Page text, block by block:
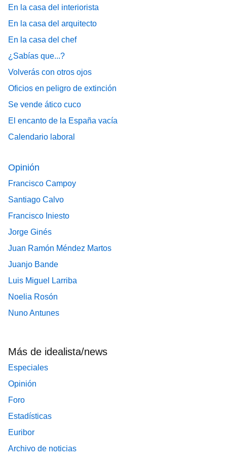
En la casa del interiorista
En la casa del arquitecto
En la casa del chef
¿Sabías que...?
Volverás con otros ojos
Oficios en peligro de extinción
Se vende ático cuco
El encanto de la España vacía
Calendario laboral
Opinión
Francisco Campoy
Santiago Calvo
Francisco Iniesto
Jorge Ginés
Juan Ramón Méndez Martos
Juanjo Bande
Luis Miguel Larriba
Noelia Rosón
Nuno Antunes
Más de idealista/news
Especiales
Opinión
Foro
Estadísticas
Euribor
Archivo de noticias